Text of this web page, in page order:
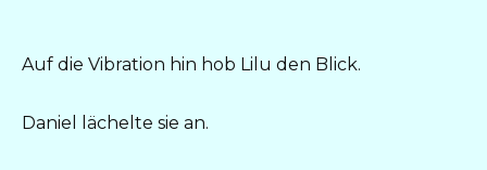
Auf die Vibration hin hob Lilu den Blick.
Daniel lächelte sie an.